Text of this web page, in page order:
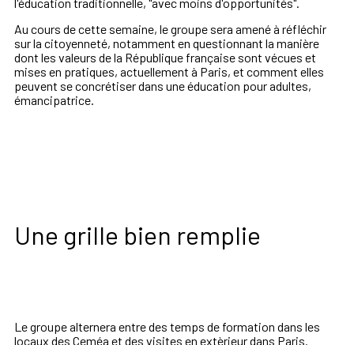
Au cours de cette semaine, le groupe sera amené à réfléchir
sur la citoyenneté, notamment en questionnant la manière
dont les valeurs de la République française sont vécues et
mises en pratiques, actuellement à Paris, et comment elles
peuvent se concrétiser dans une éducation pour adultes,
émancipatrice.
Une grille bien remplie
Le groupe alternera entre des temps de formation dans les
locaux des Ceméa et des visites en extèrieur dans Paris.